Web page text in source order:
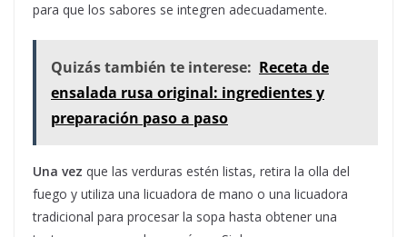
para que los sabores se integren adecuadamente.
Quizás también te interese: Receta de
ensalada rusa original: ingredientes y
preparación paso a paso
Una vez que las verduras estén listas, retira la olla del
fuego y utiliza una licuadora de mano o una licuadora
tradicional para procesar la sopa hasta obtener una